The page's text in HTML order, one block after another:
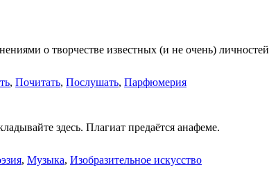
о творчестве известных (и не очень) личностей
, Почитать, Послушать, Парфюмерия
здесь. Плагиат предаётся анафеме.
, Музыка, Изобразительное искусство